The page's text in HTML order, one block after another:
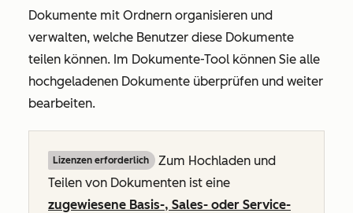
Dokumente mit Ordnern organisieren und
verwalten, welche Benutzer diese Dokumente
teilen können. Im Dokumente-Tool können Sie alle
hochgeladenen Dokumente überprüfen und weiter
bearbeiten.
Lizenzen erforderlich
Zum Hochladen und
Teilen von Dokumenten ist eine
zugewiesene Basis-, Sales- oder Service-